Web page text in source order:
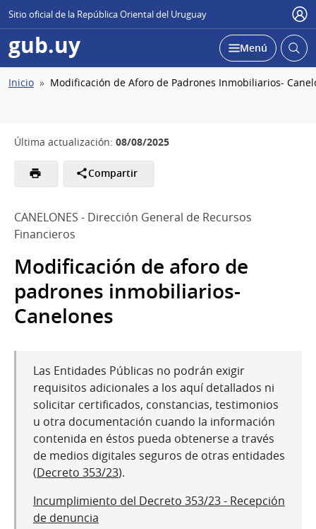
Sitio oficial de la República Oriental del Uruguay
gub.uy Desplegar
Menú Abrir
Ruta
Inicio Modificación de Aforo de Padrones Inmobiliarios-
Última actualización: 08/08/2025
Compartir
CANELONES - Dirección General de Recursos
Financieros
Modificación de aforo de
padrones inmobiliarios-
Canelones
Las Entidades Públicas no podrán exigir
requisitos adicionales a los aquí detallados ni
solicitar certificados, constancias, testimonios
u otra documentación cuando la información
contenida en éstos pueda obtenerse a través
de medios digitales seguros de otras entidades
(Decreto 353/23).
Incumplimiento del Decreto 353/23 - Recepción
de denuncia